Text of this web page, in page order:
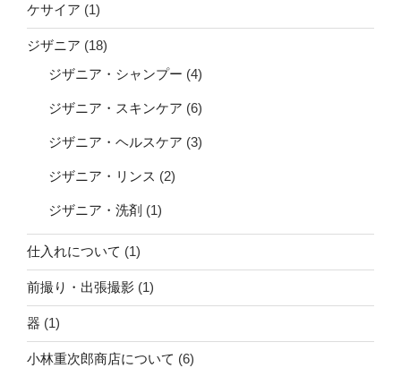
ケサイア (1)
ジザニア (18)
ジザニア・シャンプー (4)
ジザニア・スキンケア (6)
ジザニア・ヘルスケア (3)
ジザニア・リンス (2)
ジザニア・洗剤 (1)
仕入れについて (1)
前撮り・出張撮影 (1)
器 (1)
小林重次郎商店について (6)